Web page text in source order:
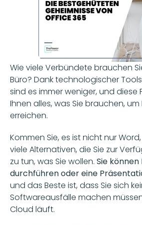
Wie viele Verbündete brauchen
Büro? Dank technologischer
sind es immer weniger, und
Ihnen alles, was Sie brauchen, um
erreichen.
Kommen Sie, es ist nicht nur
viele Alternativen, die Sie zur
zu tun, was Sie wollen. Sie
durchführen oder eine
und das Beste ist, dass Sie sich
Softwareausfälle machen
Cloud läuft.